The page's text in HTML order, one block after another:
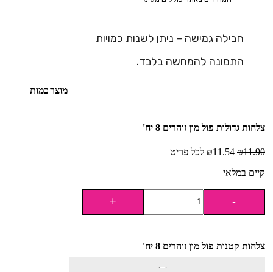
חבילה גמישה – ניתן לשנות כמויות
התמונה להמחשה בלבד.
מוצרכמות
צלחות גדולות פול מון זוהרים 8 יח'
₪11.90
₪11.54
לכל פריט
קיים במלאי
צלחות קטנות פול מון זוהרים 8 יח'